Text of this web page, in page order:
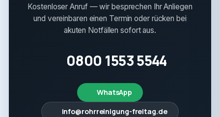
Kostenloser Anruf — wir besprechen Ihr Anliegen
und vereinbaren einen Termin oder rücken bei
akuten Notfällen sofort aus.
0800 1553 5544
WhatsApp
info@rohrreinigung-freitag.de